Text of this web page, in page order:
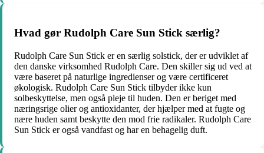
Hvad gør Rudolph Care Sun Stick særlig?
Rudolph Care Sun Stick er en særlig solstick, der er udviklet af
den danske virksomhed Rudolph Care. Den skiller sig ud ved at
være baseret på naturlige ingredienser og være certificeret
økologisk. Rudolph Care Sun Stick tilbyder ikke kun
solbeskyttelse, men også pleje til huden. Den er beriget med
næringsrige olier og antioxidanter, der hjælper med at fugte og
nære huden samt beskytte den mod frie radikaler. Rudolph Care
Sun Stick er også vandfast og har en behagelig duft.